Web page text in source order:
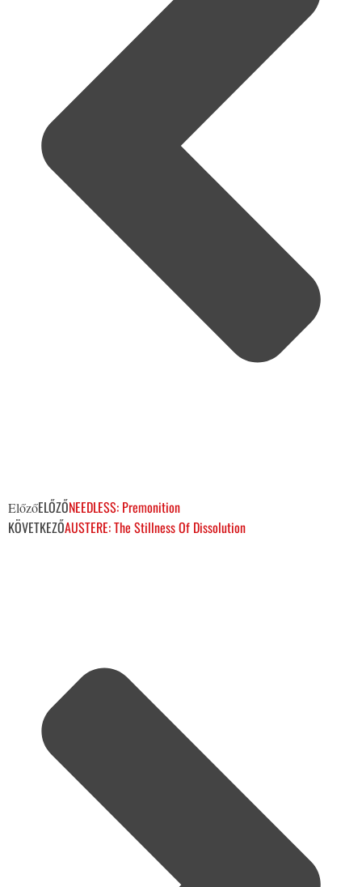
ElőzőELŐZŐNEEDLESS: Premonition
KÖVETKEZŐAUSTERE: The Stillness Of Dissolution